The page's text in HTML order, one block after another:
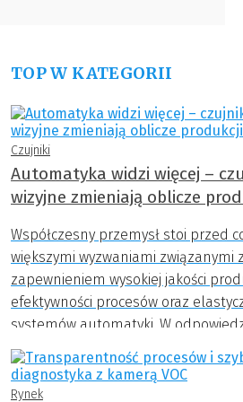
TOP W KATEGORII
Czujniki
Automatyka widzi więcej –
wizyjne zmieniają oblicze
Współczesny przemysł stoi przed
większymi wyzwaniami związanymi z
zapewnieniem wysokiej jakości
efektywności procesów oraz
systemów automatyki. W
te potrzeby rozwija się technologia
czujników wizyjnych.
Rynek